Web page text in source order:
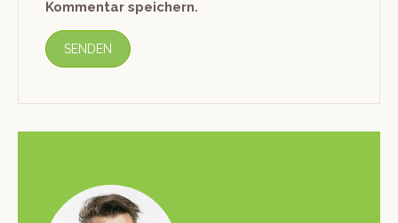
Kommentar speichern.